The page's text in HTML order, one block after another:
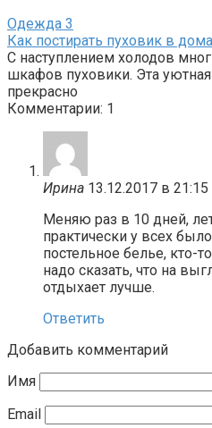
Одежда 3
Как постирать пуховик в
С наступлением холодов
шкафов пуховики. Эта
прекрасно
Комментарии: 1
Ирина 13.12.2017 в 21:15
Меняю раз в 10 дней,
практически у всех
постельное белье, кто-
надо сказать, что на
отдыхает лучше.
Ответить
Добавить комментарий
Имя
Email